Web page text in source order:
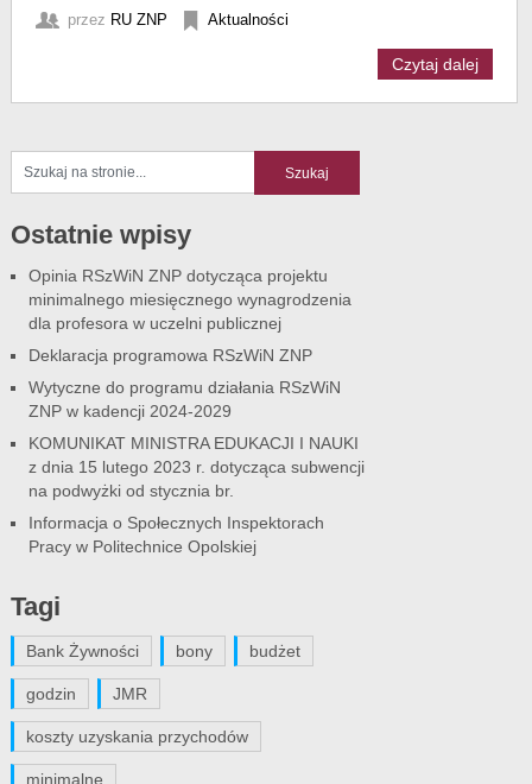
przez RU ZNP Aktualności
Czytaj dalej
Ostatnie wpisy
Opinia RSzWiN ZNP dotycząca projektu
minimalnego miesięcznego wynagrodzenia
dla profesora w uczelni publicznej
Deklaracja programowa RSzWiN ZNP
Wytyczne do programu działania RSzWiN
ZNP w kadencji 2024-2029
KOMUNIKAT MINISTRA EDUKACJI I NAUKI
z dnia 15 lutego 2023 r. dotycząca subwencji
na podwyżki od stycznia br.
Informacja o Społecznych Inspektorach
Pracy w Politechnice Opolskiej
Tagi
Bank Żywności bony budżet
godzin JMR
koszty uzyskania przychodów
minimalne